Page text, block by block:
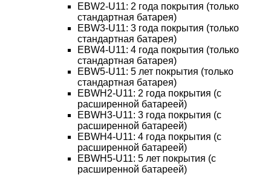
EBW2-U11: 2 года покрытия (только
стандартная батарея)
EBW3-U11: 3 года покрытия (только
стандартная батарея)
EBW4-U11: 4 года покрытия (только
стандартная батарея)
EBW5-U11: 5 лет покрытия (только
стандартная батарея)
EBWH2-U11: 2 года покрытия (с
расширенной батареей)
EBWH3-U11: 3 года покрытия (с
расширенной батареей)
EBWH4-U11: 4 года покрытия (с
расширенной батареей)
EBWH5-U11: 5 лет покрытия (с
расширенной батареей)